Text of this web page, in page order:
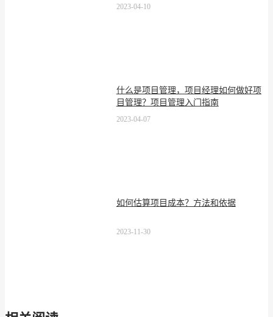
2023-04-10
什么是项目管理，项目经理如何做好项
目管理？项目管理入门指南
2023-04-07
如何估算项目成本？方法和依据
2023-11-30